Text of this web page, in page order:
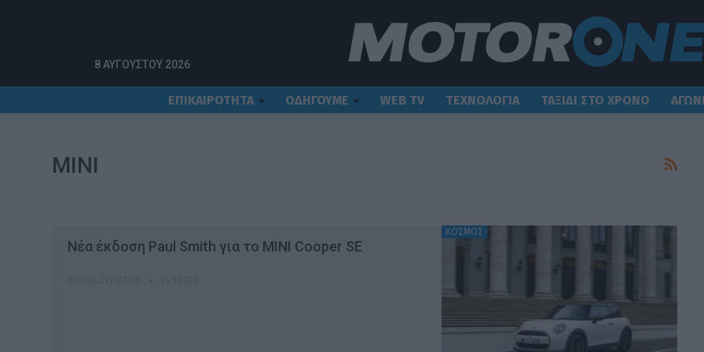
8 ΑΥΓΟΎΣΤΟΥ 2026
ΕΠΙΚΑΙΡΟΤΗΤΑ ΟΔΗΓΟΥΜΕ WEB TV ΤΕΧΝΟΛΟΓΙΑ ΤΑΞΙΔΙ ΣΤΟ ΧΡΟΝΟ
MINI
ΚΟΣΜΟΣ
Νέα έκδοση Paul Smith για το MINI Cooper SE